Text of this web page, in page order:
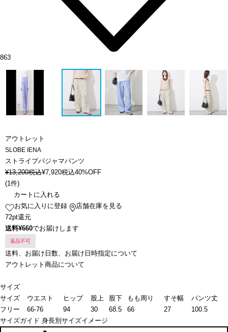
863
アウトレット
SLOBE IENA
ストライプパジャマパンツ
¥13,200税込¥7,920税込40%OFF
(1件)
カートに入れる
お気に入りに登録
店舗在庫を見る
72pt還元
送料¥660でお届けします
返品不可
送料、お届け日数、お届け日時指定について
アウトレット商品について
サイズ
サイズ
ウエスト ヒップ 股上 股下 もも周り すそ幅
パンツ丈
フリー
66-76 94 30 68.5 66 27
100.5
サイズガイド 身長別サイズイメージ